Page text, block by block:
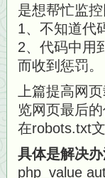
是想帮忙监
1、不知道代
2、代码中用
而收到惩罚。
上篇提高网
览网页最后
在robots.txt
具体是解决
php_value